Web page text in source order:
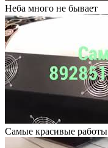
Неба много не бывает
Самые красивые работы